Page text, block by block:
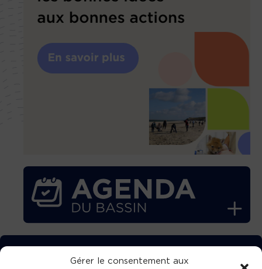
Gérer le consentement aux
TÉLÉCHARGEZ GRATUITEMENT